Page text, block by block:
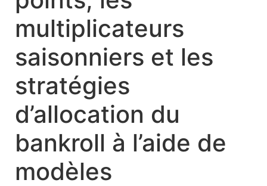
multiplicateurs
saisonniers et les
stratégies
d’allocation du
bankroll à l’aide de
modèles